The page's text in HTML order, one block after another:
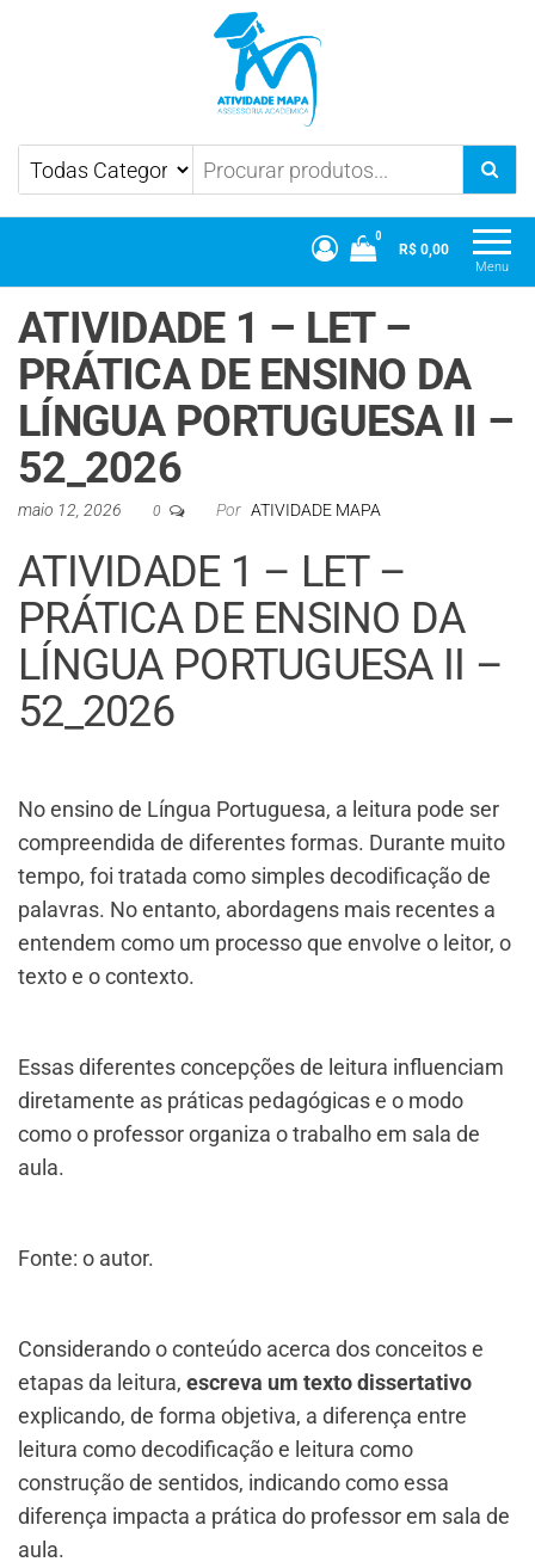
Atividade Mapa Mapa UniCesumar
Menu
0
R$ 0,00
ATIVIDADE 1 – LET –
PRÁTICA DE ENSINO DA
LÍNGUA PORTUGUESA II –
52_2026
maio 12, 2026 0 Por ATIVIDADE MAPA
ATIVIDADE 1 – LET –
PRÁTICA DE ENSINO DA
LÍNGUA PORTUGUESA II –
52_2026
No ensino de Língua Portuguesa, a leitura pode ser
compreendida de diferentes formas. Durante muito
tempo, foi tratada como simples decodificação de
palavras. No entanto, abordagens mais recentes a
entendem como um processo que envolve o leitor, o
texto e o contexto.
Essas diferentes concepções de leitura influenciam
diretamente as práticas pedagógicas e o modo
como o professor organiza o trabalho em sala de
aula.​
Fonte: o autor.
Considerando o conteúdo acerca dos conceitos e
etapas da leitura, escreva um texto dissertativo
explicando, de forma objetiva, a diferença entre
leitura como decodificação e leitura como
construção de sentidos, indicando como essa
diferença impacta a prática do professor em sala de
aula.